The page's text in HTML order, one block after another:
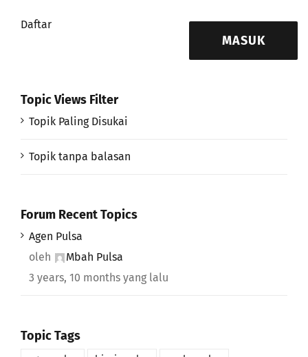
MASUK
Daftar
Topic Views Filter
Topik Paling Disukai
Topik tanpa balasan
Forum Recent Topics
Agen Pulsa
oleh
Mbah Pulsa
3 years, 10 months yang lalu
Topic Tags